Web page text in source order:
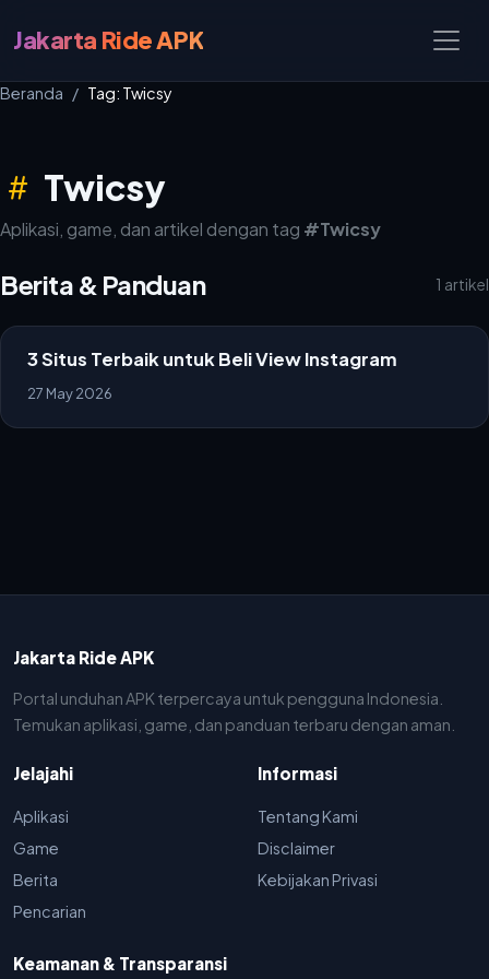
Jakarta Ride APK
Beranda Tag: Twicsy
Twicsy
Aplikasi, game, dan artikel dengan tag #Twicsy
Berita & Panduan 1 artikel
3 Situs Terbaik untuk Beli View Instagram
27 May 2026
Jakarta Ride APK
Portal unduhan APK terpercaya untuk pengguna Indonesia.
Temukan aplikasi, game, dan panduan terbaru dengan aman.
Jelajahi
Aplikasi
Game
Berita
Pencarian
Informasi
Tentang Kami
Disclaimer
Kebijakan Privasi
Keamanan & Transparansi